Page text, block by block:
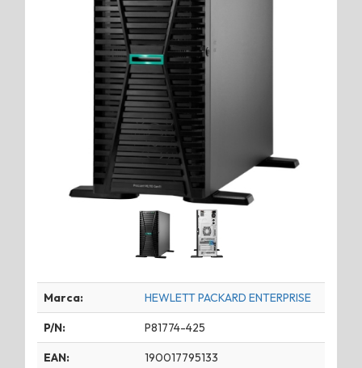
Marca: HEWLETT PACKARD ENTERPRISE
P/N: P81774-425
EAN: 190017795133